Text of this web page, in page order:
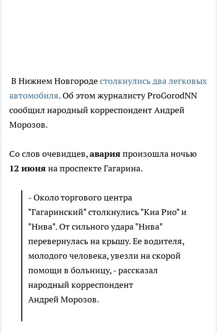
В Нижнем Новгородестолкнулись два легковых
автомобиля. Об этом журналисту ProGorodNN
сообщил народный корреспондент Андрей
Морозов.
Со слов очевидцев,авария произошла ночью
12 июня на проспекте Гагарина.
- Около торгового центра
"Гагаринский" столкнулись "Киа Рио" и
"Нива". От сильного удара "Нива"
перевернулась на крышу. Ее водителя,
молодого человека, увезли на скорой
помощи в больницу, - рассказал
народный корреспондент
Андрей Морозов.